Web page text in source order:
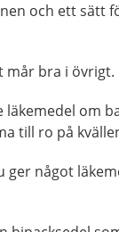
och ett sätt
mår bra i övrigt.
om
till ro på
ger något